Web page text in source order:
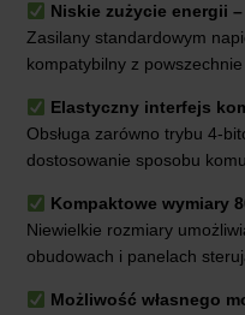
Niskie zużycie energii
Zasilany standardowym
kompatybilny z
Elastyczny interfejs
Obsługa zarówno trybu 4-
dostosowanie sposobu
Kompaktowe wymiary
Niewielkie rozmiary
obudowach i panelach
Możliwość własnego